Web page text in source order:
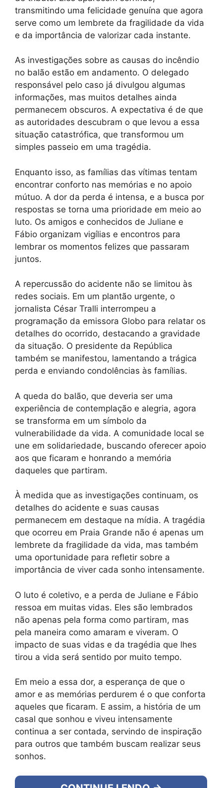
transmitindo uma felicidade genuína que agora
serve como um lembrete da fragilidade da vida
e da importância de valorizar cada instante.
As investigações sobre as causas do incêndio
no balão estão em andamento. O delegado
responsável pelo caso já divulgou algumas
informações, mas muitos detalhes ainda
permanecem obscuros. A expectativa é de que
as autoridades descubram o que levou a essa
situação catastrófica, que transformou um
simples passeio em uma tragédia.
Enquanto isso, as famílias das vítimas tentam
encontrar conforto nas memórias e no apoio
mútuo. A dor da perda é intensa, e a busca por
respostas se torna uma prioridade em meio ao
luto. Os amigos e conhecidos de Juliane e
Fábio organizam vigílias e encontros para
lembrar os momentos felizes que passaram
juntos.
A repercussão do acidente não se limitou às
redes sociais. Em um plantão urgente, o
jornalista César Tralli interrompeu a
programação da emissora Globo para relatar os
detalhes do ocorrido, destacando a gravidade
da situação. O presidente da República
também se manifestou, lamentando a trágica
perda e enviando condolências às famílias.
A queda do balão, que deveria ser uma
experiência de contemplação e alegria, agora
se transforma em um símbolo da
vulnerabilidade da vida. A comunidade local se
une em solidariedade, buscando oferecer apoio
aos que ficaram e honrando a memória
daqueles que partiram.
À medida que as investigações continuam, os
detalhes do acidente e suas causas
permanecem em destaque na mídia. A tragédia
que ocorreu em Praia Grande não é apenas um
lembrete da fragilidade da vida, mas também
uma oportunidade para refletir sobre a
importância de viver cada sonho intensamente.
O luto é coletivo, e a perda de Juliane e Fábio
ressoa em muitas vidas. Eles são lembrados
não apenas pela forma como partiram, mas
pela maneira como amaram e viveram. O
impacto de suas vidas e da tragédia que lhes
tirou a vida será sentido por muito tempo.
Em meio a essa dor, a esperança de que o
amor e as memórias perdurem é o que conforta
aqueles que ficaram. E assim, a história de um
casal que sonhou e viveu intensamente
continua a ser contada, servindo de inspiração
para outros que também buscam realizar seus
sonhos.